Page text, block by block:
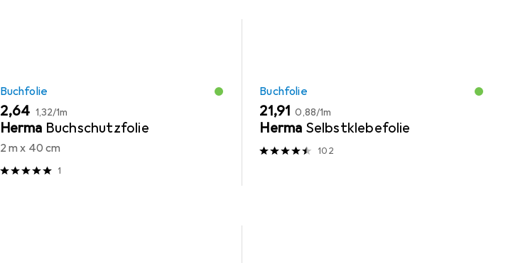
Buchfolie
EUR
2,64 EUR
1,32/1m
Herma Buchschutzfolie
2 m x 40 cm
1
Buchfolie
EUR
21,91 EUR
0,88/1m
Herma Selbstklebefolie
102